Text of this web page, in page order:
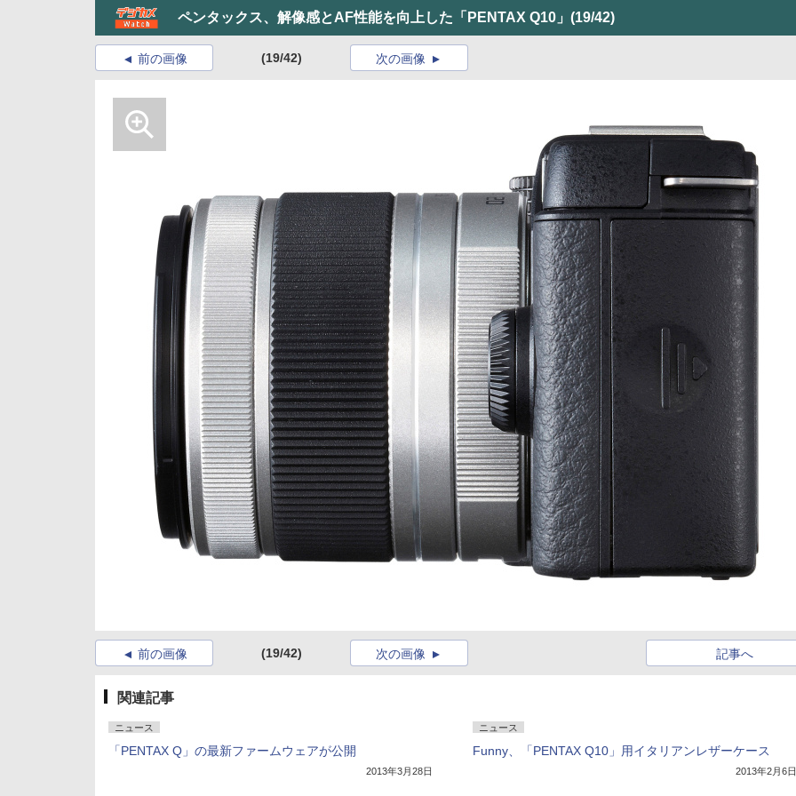
ペンタックス、解像感とAF性能を向上した「PENTAX Q10」 (19/42)
前の画像 (19/42) 次の画像
前の画像 (19/42) 記事へ
次の画像
関連記事
ニュース
「PENTAX Q」の最新ファームウェアが公開
2013年3月28日
ニュース
Funny、「PENTAX Q10」用イタリアンレザーケース
2013年2月6日